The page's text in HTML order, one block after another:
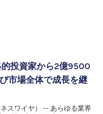
投資家から2億9500
市場全体で成長を継
スワイヤ） -- あらゆる業界